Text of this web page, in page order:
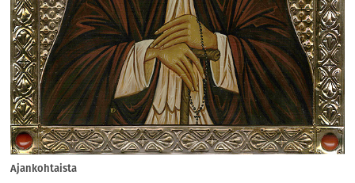
Ajankohtaista